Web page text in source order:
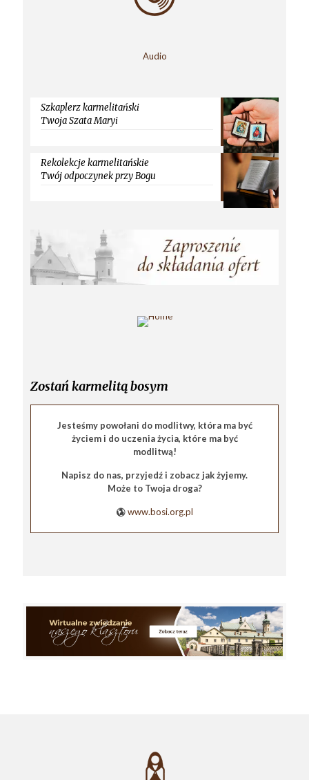
Audio
Szkaplerz karmelitański
Twoja Szata Maryi
Rekolekcje karmelitańskie
Twój odpoczynek przy Bogu
Zostań karmelitą bosym
Jesteśmy powołani do modlitwy, która ma być
życiem i do uczenia życia, które ma być
modlitwą!
Napisz do nas, przyjedź i zobacz jak żyjemy.
Może to Twoja droga?
www.bosi.org.pl